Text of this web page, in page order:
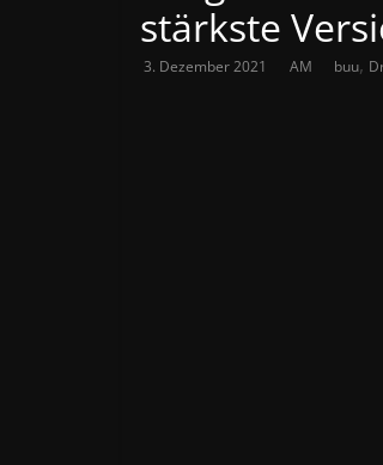
stärkste
3. Dezember 2021 AM buu,